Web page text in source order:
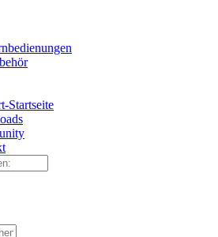
Startseite